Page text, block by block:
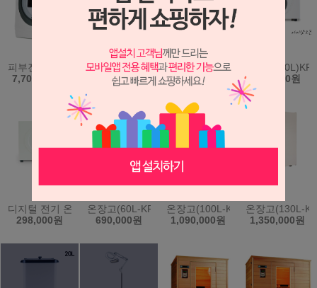
피부진단기 시스템 A-ONE Smart (에이원스마트) (원클릭 자동진단)/
7,700,000원
두피진단기.피부진단기.모발진단기(IS-5000)
2,900,000원
수분측정기(일제) 휴대용-808S
168,000원
온장고
268,000원
디지털 전기 온장고 (40L) KRS-202D 과열방지 간편조작 한국
298,000원
온장고(60L-KRS203)(한국)
690,000원
온장고(100L-KRS204)(한국)
1,090,000원
온장고(130L-
1,350,000원